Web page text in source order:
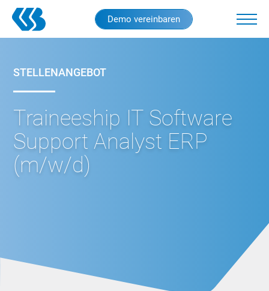
Skip
main
Demo vereinbaren
STELLENANGEBOT
Traineeship IT Software
Support Analyst ERP
(m/w/d)